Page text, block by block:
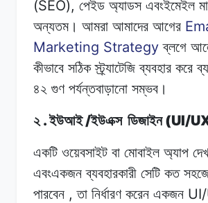
(SEO), পেইড অ্যাডস এবংইমেইল
অন্যতম। আমরা আমাদের আগের
Marketing Strategy ব্লগে
কীভাবে সঠিক স্ট্র্যাটেজি ব্যবহার করে
৪২ গুণ পর্যন্তবাড়ানো সম্ভব।
২ .ইউআই/ইউএক্স ডিজাইন(UI/
একটি ওয়েবসাইট বা মোবাইল অ্যাপ
এবংএকজন ব্যবহারকারী সেটি কত
পারবেন ,তা নির্ধারণ করেন একজন